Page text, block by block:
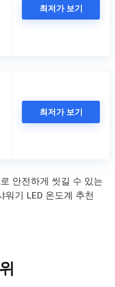
최저가 보기
최저가 보기
안전하게 씻길 수 있는
워기 LED 온도계 추천